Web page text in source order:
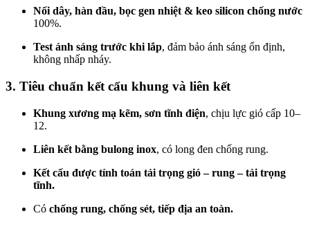
Nối dây, hàn đầu, bọc gen nhiệt & keo silicon chống nước
100%.
Test ánh sáng trước khi lắp, đảm bảo ánh sáng ổn định,
không nhấp nháy.
3. Tiêu chuẩn kết cấu khung và liên kết
Khung xương mạ kẽm, sơn tĩnh điện, chịu lực gió cấp 10–
12.
Liên kết bằng bulong inox, có long đen chống rung.
Kết cấu được tính toán tải trọng gió – rung – tải trọng
tĩnh.
Có chống rung, chống sét, tiếp địa an toàn.